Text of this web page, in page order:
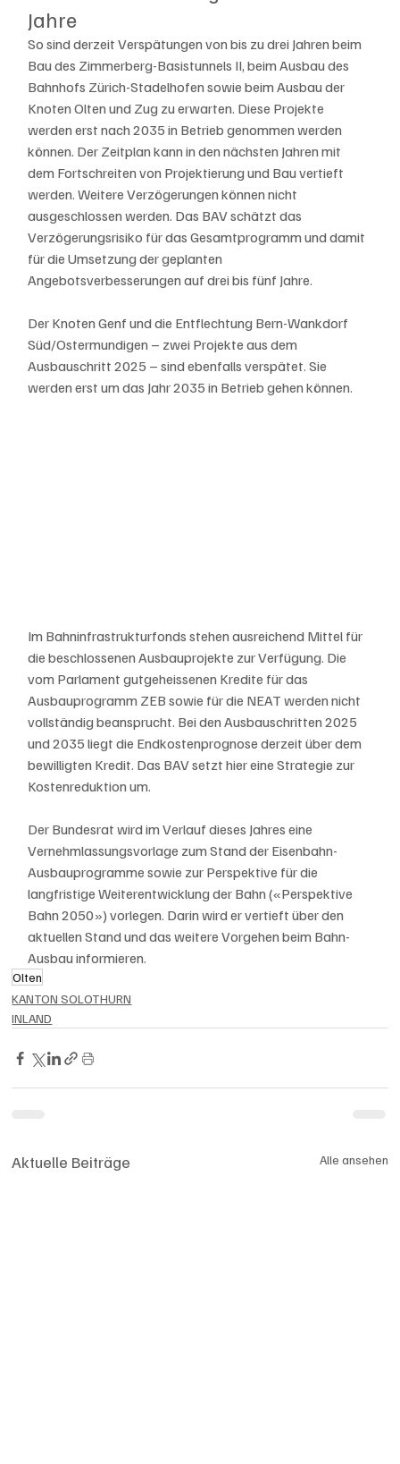
Jahre
So sind derzeit Verspätungen von bis zu drei Jahren beim
Bau des Zimmerberg-Basistunnels II, beim Ausbau des
Bahnhofs Zürich-Stadelhofen sowie beim Ausbau der
Knoten Olten und Zug zu erwarten. Diese Projekte
werden erst nach 2035 in Betrieb genommen werden
können. Der Zeitplan kann in den nächsten Jahren mit
dem Fortschreiten von Projektierung und Bau vertieft
werden. Weitere Verzögerungen können nicht
ausgeschlossen werden. Das BAV schätzt das
Verzögerungsrisiko für das Gesamtprogramm und damit
für die Umsetzung der geplanten
Angebotsverbesserungen auf drei bis fünf Jahre.
Der Knoten Genf und die Entflechtung Bern-Wankdorf
Süd/Ostermundigen – zwei Projekte aus dem
Ausbauschritt 2025 – sind ebenfalls verspätet. Sie
werden erst um das Jahr 2035 in Betrieb gehen können.
Im Bahninfrastrukturfonds stehen ausreichend Mittel für
die beschlossenen Ausbauprojekte zur Verfügung. Die
vom Parlament gutgeheissenen Kredite für das
Ausbauprogramm ZEB sowie für die NEAT werden nicht
vollständig beansprucht. Bei den Ausbauschritten 2025
und 2035 liegt die Endkostenprognose derzeit über dem
bewilligten Kredit. Das BAV setzt hier eine Strategie zur
Kostenreduktion um.
Der Bundesrat wird im Verlauf dieses Jahres eine
Vernehmlassungsvorlage zum Stand der Eisenbahn-
Ausbauprogramme sowie zur Perspektive für die
langfristige Weiterentwicklung der Bahn («Perspektive
Bahn 2050») vorlegen. Darin wird er vertieft über den
aktuellen Stand und das weitere Vorgehen beim Bahn-
Ausbau informieren.
Olten
KANTON SOLOTHURN
INLAND
Aktuelle Beiträge Alle ansehen